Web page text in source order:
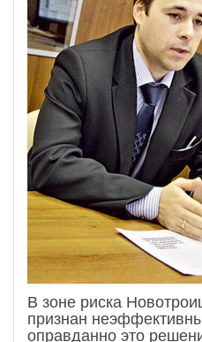
В зоне риска
признан
оправданно это